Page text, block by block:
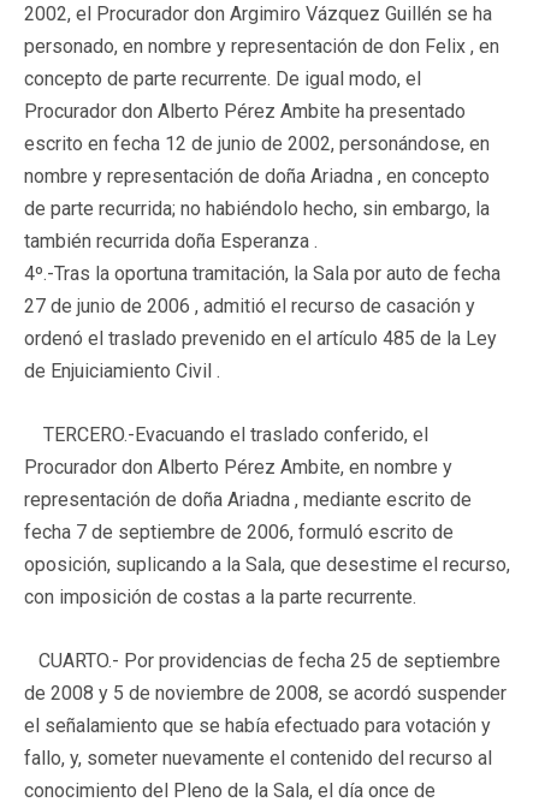
2002, el Procurador don Argimiro Vázquez Guillén se ha
personado, en nombre y representación de don Felix , en
concepto de parte recurrente. De igual modo, el
Procurador don Alberto Pérez Ambite ha presentado
escrito en fecha 12 de junio de 2002, personándose, en
nombre y representación de doña Ariadna , en concepto
de parte recurrida; no habiéndolo hecho, sin embargo, la
también recurrida doña Esperanza .
4º.-Tras la oportuna tramitación, la Sala por auto de fecha
27 de junio de 2006 , admitió el recurso de casación y
ordenó el traslado prevenido en el artículo 485 de la Ley
de Enjuiciamiento Civil .
TERCERO.-Evacuando el traslado conferido, el
Procurador don Alberto Pérez Ambite, en nombre y
representación de doña Ariadna , mediante escrito de
fecha 7 de septiembre de 2006, formuló escrito de
oposición, suplicando a la Sala, que desestime el recurso,
con imposición de costas a la parte recurrente.
CUARTO.- Por providencias de fecha 25 de septiembre
de 2008 y 5 de noviembre de 2008, se acordó suspender
el señalamiento que se había efectuado para votación y
fallo, y, someter nuevamente el contenido del recurso al
conocimiento del Pleno de la Sala, el día once de